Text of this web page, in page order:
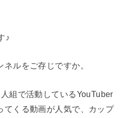
♪
ルをご存じですか。
組で活動しているYouTuber
てくる動画が人気で、カップ